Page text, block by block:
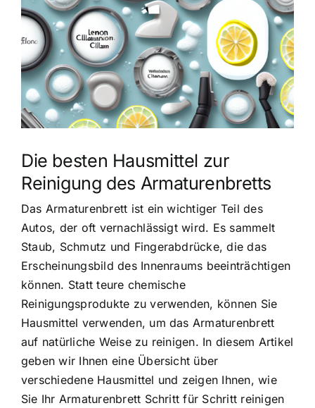
Die besten Hausmittel zur
Reinigung des Armaturenbretts
Das Armaturenbrett ist ein wichtiger Teil des
Autos, der oft vernachlässigt wird. Es sammelt
Staub, Schmutz und Fingerabdrücke, die das
Erscheinungsbild des Innenraums beeinträchtigen
können. Statt teure chemische
Reinigungsprodukte zu verwenden, können Sie
Hausmittel verwenden, um das Armaturenbrett
auf natürliche Weise zu reinigen. In diesem Artikel
geben wir Ihnen eine Übersicht über
verschiedene Hausmittel und zeigen Ihnen, wie
Sie Ihr Armaturenbrett Schritt für Schritt reinigen